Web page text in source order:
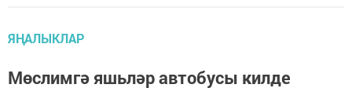
ЯҢАЛЫКЛАР
Мөслимгә яшьләр автобусы килде